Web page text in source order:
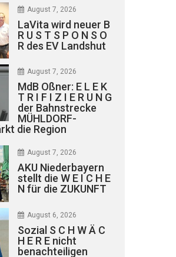
August 7, 2026
LaVita wird neuer B
R U S T S P O N S O
R des EV Landshut
August 7, 2026
MdB Oßner: E L E K
T R I F I Z I E R U N G
der Bahnstrecke
MÜHLDORF-
die Region
August 7, 2026
AKU Niederbayern
stellt die W E I C H E
N für die ZUKUNFT
August 6, 2026
Sozial S C H W Ä C
H E R E nicht
benachteiligen